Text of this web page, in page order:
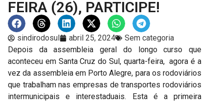
FEIRA (26), PARTICIPE!
sindirodosul abril 25, 2024
Sem categoria
Depois da assembleia geral do longo curso que
aconteceu em Santa Cruz do Sul, quarta-feira, agora é a
vez da assembleia em Porto Alegre, para os rodoviários
que trabalham nas empresas de transportes rodoviários
intermunicipais e interestaduais. Esta é a primeira